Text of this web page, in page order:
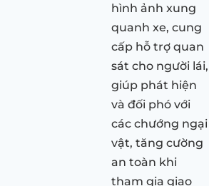
hình ảnh xung
quanh xe, cung
cấp hỗ trợ quan
sát cho người lái,
giúp phát hiện
và đối phó với
các chướng ngại
vật, tăng cường
an toàn khi
tham gia giao